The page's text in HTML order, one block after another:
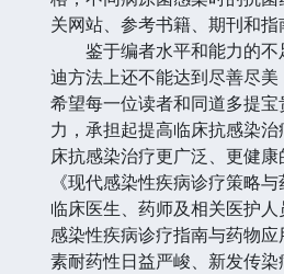
关网站、参考书籍、期刊和指
鉴于编者水平和能力的不
迪方法上还不能达到尽善尽
希望每一位读者和同道多提
力，承担起提高临床抗感染
床抗感染治疗更广泛、更健康
《现代感染性疾病诊疗策略
临床医生、药师及相关医护
感染性疾病诊疗指南与药物
素耐药性日益严峻、新发传